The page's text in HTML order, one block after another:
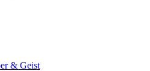
& Geist